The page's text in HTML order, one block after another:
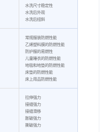
水洗尺寸稳定性
水洗后外观
水洗后扭斜
常规服装防燃性能
乙烯塑料膜的防燃性能
防护服的易燃性
儿童睡衣的防燃性能
地毯和地垫的防燃性能
床垫的防燃性能
床上用品防燃性能
拉伸强力
接缝强力
接缝滑移
胀破强力
撕破强力